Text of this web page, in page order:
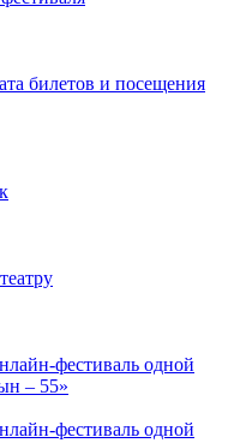
билетов и посещения
фестиваль одной
– 55»
фестиваль одной